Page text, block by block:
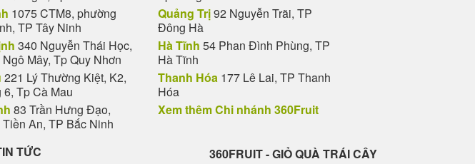
1075 CTM8, phường
TP Tây Ninh
340 Nguyễn Thái Học,
Mây, Tp Quy Nhơn
221 Lý Thường Kiệt, K2,
Tp Cà Mau
83 Trần Hưng Đạo,
An, TP Bắc Ninh
Quảng Trị92 Nguyễn Trãi, TP
Đông Hà
Hà Tĩnh 54 Phan Đình Phùng, TP
Hà Tĩnh
Thanh Hóa 177 Lê Lai, TP Thanh
Hóa
Xem thêm Chi nhánh 360Fruit
TỨC 360FRUIT - GIỎ QUÀ TRÁI CÂY